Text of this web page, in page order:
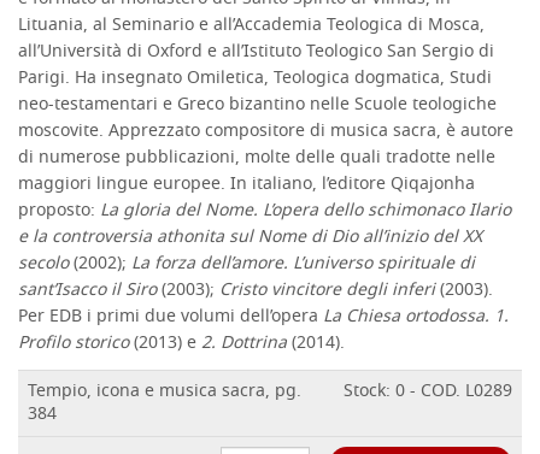
Lituania, al Seminario e all’Accademia Teologica di Mosca,
all’Università di Oxford e all’Istituto Teologico San Sergio di
Parigi. Ha insegnato Omiletica, Teologica dogmatica, Studi
neo-testamentari e Greco bizantino nelle Scuole teologiche
moscovite. Apprezzato compositore di musica sacra, è autore
di numerose pubblicazioni, molte delle quali tradotte nelle
maggiori lingue europee. In italiano, l’editore Qiqajonha
proposto: La gloria del Nome. L’opera dello schimonaco Ilario
e la controversia athonita sul Nome di Dio all’inizio del XX
secolo(2002); La forza dell’amore. L’universo spirituale di
sant’Isacco il Siro(2003); Cristo vincitore degli inferi(2003).
Per EDB i primi due volumi dell’opera La Chiesa ortodossa. 1.
Profilo storico(2013) e2. Dottrina(2014).
Tempio, icona e musica sacra, pg.
384
Stock: 0 - COD. L0289